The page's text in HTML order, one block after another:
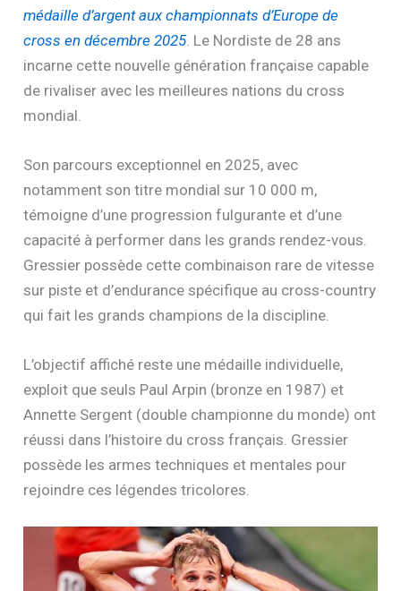
médaille d’argent aux championnats d’Europe de
cross en décembre 2025. Le Nordiste de 28 ans
incarne cette nouvelle génération française capable
de rivaliser avec les meilleures nations du cross
mondial.
Son parcours exceptionnel en 2025, avec
notamment son titre mondial sur 10 000 m,
témoigne d’une progression fulgurante et d’une
capacité à performer dans les grands rendez-vous.
Gressier possède cette combinaison rare de vitesse
sur piste et d’endurance spécifique au cross-country
qui fait les grands champions de la discipline.
L’objectif affiché reste une médaille individuelle,
exploit que seuls Paul Arpin (bronze en 1987) et
Annette Sergent (double championne du monde) ont
réussi dans l’histoire du cross français. Gressier
possède les armes techniques et mentales pour
rejoindre ces légendes tricolores.